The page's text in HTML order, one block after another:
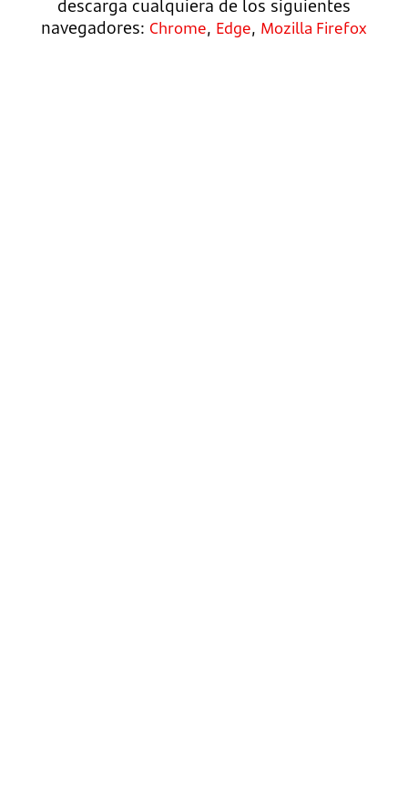
descarga cualquiera de los siguientes
navegadores: Chrome, Edge, Mozilla Firefox